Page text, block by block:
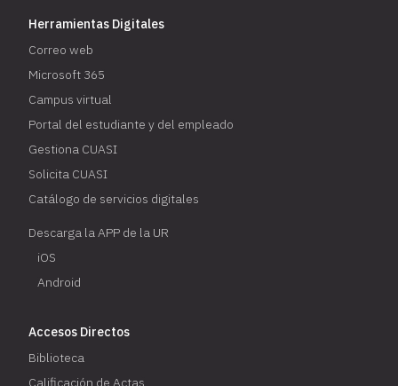
Herramientas Digitales
Correo web
Microsoft 365
Campus virtual
Portal del estudiante y del empleado
Gestiona CUASI
Solicita CUASI
Catálogo de servicios digitales
Descarga la APP de la UR
iOS
Android
Accesos Directos
Biblioteca
Calificación de Actas